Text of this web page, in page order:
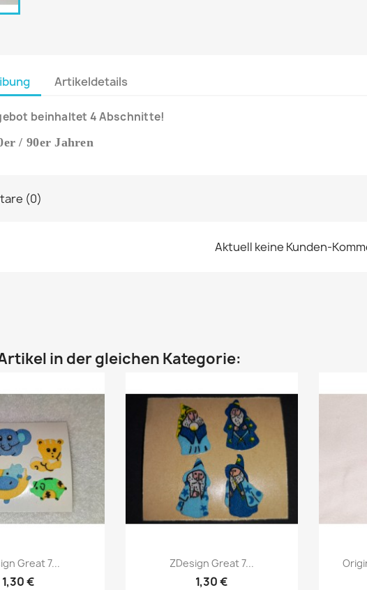
Artikeldetails
beinhaltet 4 Abschnitte!
/ 90er Jahren
(0)
Aktuell keine Kunden-
in der gleichen Kategorie:
Great 7...
1,30 €
ZDesign Great 7...
1,30 €